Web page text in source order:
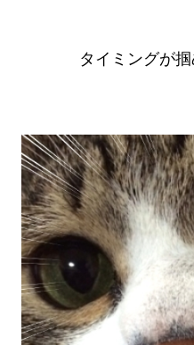
タイミングが